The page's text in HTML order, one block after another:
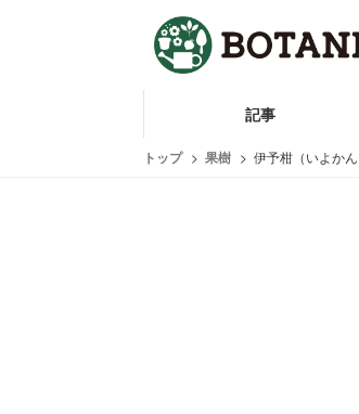
記事
トップ 果樹 伊予柑（いよか